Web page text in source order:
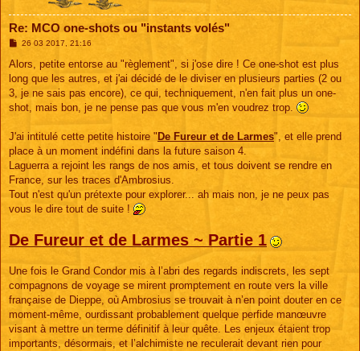
Re: MCO one-shots ou "instants volés"
M
s
a
g
e
26 03 2017, 21:16
Alors, petite entorse au "règlement", si j'ose dire ! Ce one-shot est plus
long que les autres, et j'ai décidé de le diviser en plusieurs parties (2 ou
3, je ne sais pas encore), ce qui, techniquement, n'en fait plus un one-
shot, mais bon, je ne pense pas que vous m'en voudrez trop.
J'ai intitulé cette petite histoire " De Fureur et de Larmes", et elle prend
place à un moment indéfini dans la future saison 4.
Laguerra a rejoint les rangs de nos amis, et tous doivent se rendre en
France, sur les traces d'Ambrosius.
Tout n'est qu'un prétexte pour explorer... ah mais non, je ne peux pas
vous le dire tout de suite !
De Fureur et de Larmes ~ Partie 1
Une fois le Grand Condor mis à l’abri des regards indiscrets, les sept
compagnons de voyage se mirent promptement en route vers la ville
française de Dieppe, où Ambrosius se trouvait à n’en point douter en ce
moment-même, ourdissant probablement quelque perfide manœuvre
visant à mettre un terme définitif à leur quête. Les enjeux étaient trop
importants, désormais, et l’alchimiste ne reculerait devant rien pour